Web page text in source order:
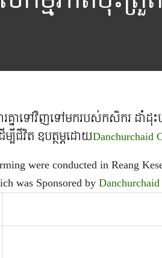
រគ្នាទៅវិញទៅមករបស់កសិករ ដាំដុ
បីជីវិត ឧបត្ថម្ភដោយDanchurchaid
were conducted in Reang
was Sponsored by